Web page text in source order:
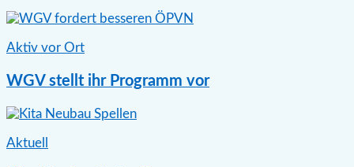
Aktiv vor Ort
WGV stellt ihr Programm vor
Aktuell